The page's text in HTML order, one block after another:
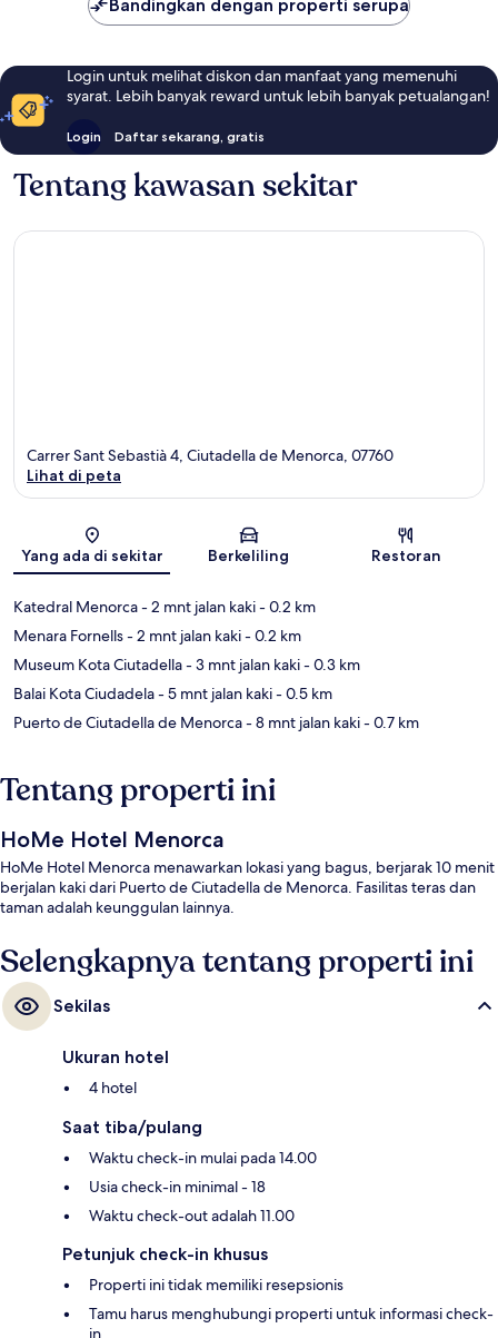
Bandingkan dengan properti serupa
Login untuk melihat diskon dan manfaat yang memenuhi
syarat. Lebih banyak reward untuk lebih banyak petualangan!
Login Daftar sekarang, gratis
Tentang kawasan sekitar
Peta
Carrer Sant Sebastià 4, Ciutadella de Menorca, 07760
Lihat di peta
Yang ada di sekitar Berkeliling Restoran
Katedral Menorca- 2 mnt jalan kaki- 0.2 km
Menara Fornells- 2 mnt jalan kaki- 0.2 km
Museum Kota Ciutadella- 3 mnt jalan kaki- 0.3 km
Balai Kota Ciudadela- 5 mnt jalan kaki- 0.5 km
Puerto de Ciutadella de Menorca- 8 mnt jalan kaki- 0.7 km
Tentang properti ini
HoMe Hotel Menorca
HoMe Hotel Menorca menawarkan lokasi yang bagus, berjarak 10 menit
berjalan kaki dari Puerto de Ciutadella de Menorca. Fasilitas teras dan
taman adalah keunggulan lainnya.
Selengkapnya tentang properti ini
Sekilas
Ukuran hotel
4 hotel
Saat tiba/pulang
Waktu check-in mulai pada 14.00
Usia check-in minimal - 18
Waktu check-out adalah 11.00
Petunjuk check-in khusus
Properti ini tidak memiliki resepsionis
Tamu harus menghubungi properti untuk informasi check-
in